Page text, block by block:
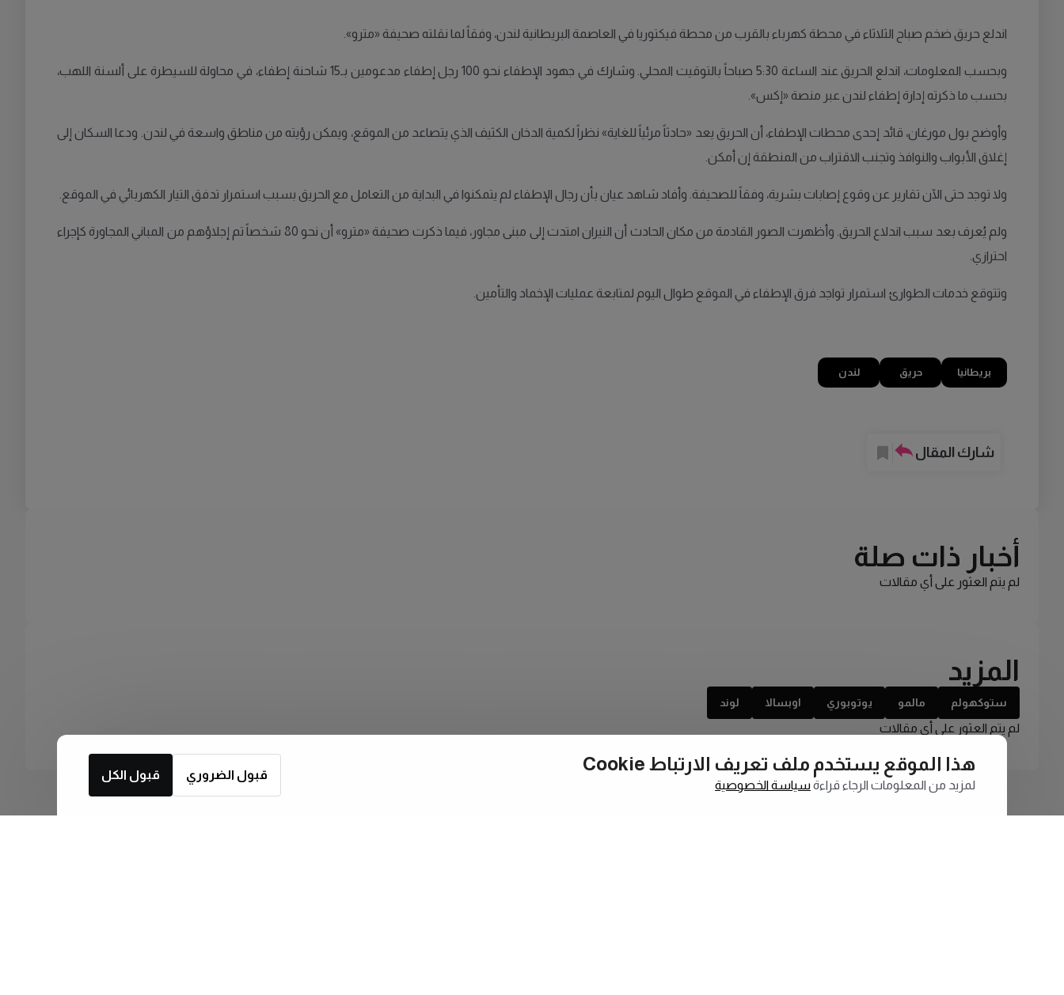
اندلع حريق ضخم صباح الثلاثاء في محطة كهرباء بالقرب من محطة فيكتوريا في العاصمة البريطانية لندن، وفقاً لما نقلته صحيفة «مترو».
وبحسب المعلومات، اندلع الحريق عند الساعة 5:30 صباحاً بالتوقيت المحلي. وشارك في جهود الإطفاء نحو 100 رجل إطفاء مدعومين بـ15 شاحنة إطفاء، في محاولة للسيطرة على ألسنة اللهب،
بحسب ما ذكرته إدارة إطفاء لندن عبر منصة «إكس».
وأوضح بول مورغان، قائد إحدى محطات الإطفاء، أن الحريق يعد «حادثاً مرئياً للغاية» نظراً لكمية الدخان الكثيف الذي يتصاعد من الموقع، ويمكن رؤيته من مناطق واسعة في لندن. ودعا السكان إلى
إغلاق الأبواب والنوافذ وتجنب الاقتراب من المنطقة إن أمكن.
ولا توجد حتى الآن تقارير عن وقوع إصابات بشرية، وفقاً للصحيفة. وأفاد شاهد عيان بأن رجال الإطفاء لم يتمكنوا في البداية من التعامل مع الحريق بسبب استمرار تدفق التيار الكهربائي في الموقع.
ولم يُعرف بعد سبب اندلاع الحريق. وأظهرت الصور القادمة من مكان الحادث أن النيران امتدت إلى مبنى مجاور، فيما ذكرت صحيفة «مترو» أن نحو 80 شخصاً تم إجلاؤهم من المباني المجاورة كإجراء
احترازي.
وتتوقع خدمات الطوارئ استمرار تواجد فرق الإطفاء في الموقع طوال اليوم لمتابعة عمليات الإخماد والتأمين.
بريطانيا حريق لندن
شارك المقال
أخبار ذات صلة
لم يتم العثور على أي مقالات
المزيد
ستوكهولم مالمو يوتوبوري اوبسالا لوند
لم يتم العثور على أي مقالات
هذا الموقع يستخدم ملف تعريف الارتباط Cookie
لمزيد من المعلومات الرجاء قراءة سياسة الخصوصية
قبول الكل قبول الضروري